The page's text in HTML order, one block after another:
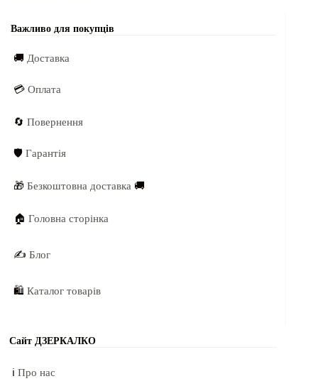
Важливо для покупців
🚚 Доставка
💳Оплата
🔄Повернення
🛡️Гарантія
🎁Безкоштовна доставка 🚚
🏠Головна сторінка
✍️Блог
🛍️Каталог товарів
Сайт ДЗЕРКАЛКО
ℹ️Про нас